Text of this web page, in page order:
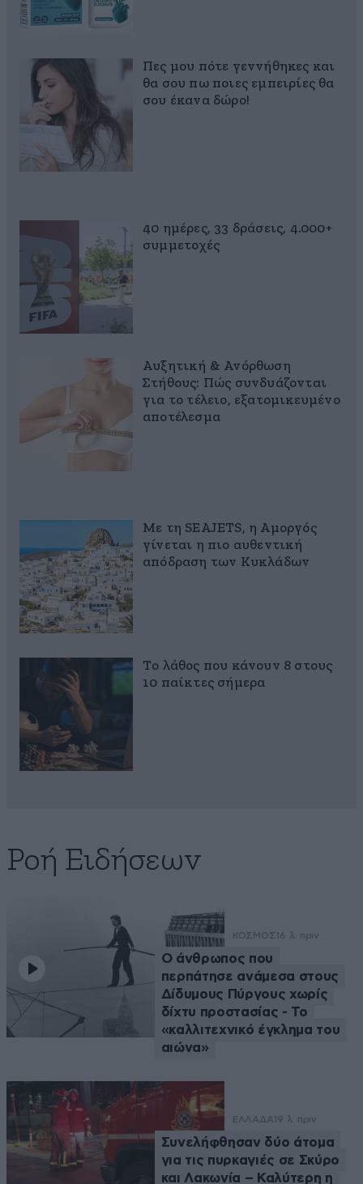
Πες μου πότε γεννήθηκες και
θα σου πω ποιες εμπειρίες θα
σου έκανα δώρο!
40 ημέρες, 33 δράσεις, 4.000+
συμμετοχές
Αυξητική & Ανόρθωση
Στήθους: Πώς συνδυάζονται
για το τέλειο, εξατομικευμένο
αποτέλεσμα
Με τη SEAJETS, η Αμοργός
γίνεται η πιο αυθεντική
απόδραση των Κυκλάδων
Το λάθος που κάνουν 8 στους
10 παίκτες σήμερα
Ροή Ειδήσεων
ΚΟΣΜΟΣ 16 λ. πριν
Ο άνθρωπος που
περπάτησε ανάμεσα στους
Δίδυμους Πύργους χωρίς
δίχτυ προστασίας - Το
«καλλιτεχνικό έγκλημα του
αιώνα»
ΕΛΛΑΔΑ 19 λ. πριν
Συνελήφθησαν δύο άτομα
για τις πυρκαγιές σε Σκύρο
και Λακωνία – Καλύτερη η